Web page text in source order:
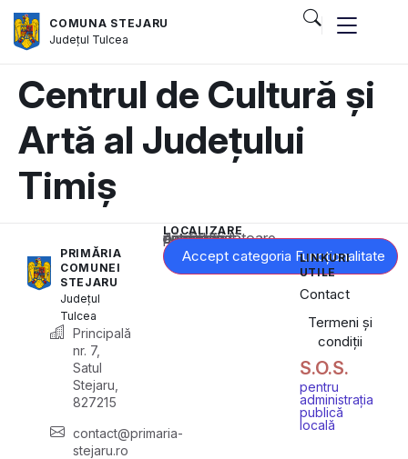
COMUNA STEJARU
Județul Tulcea
Centrul de Cultură și
Artă al Județului
Timiș
PRIMĂRIA
COMUNEI
STEJARU
Județul
Tulcea
Principală
nr. 7,
Satul
Stejaru,
827215
contact@primaria-
stejaru.ro
LOCALIZARE
Acest conținut este blocat până când acceptați categoria corespunzătoare de cookie-uri.
Accept categoria Funcționalitate
LINKURI
UTILE
Contact
Termeni și
condiții
S.O.S.
pentru
administrația
publică
locală